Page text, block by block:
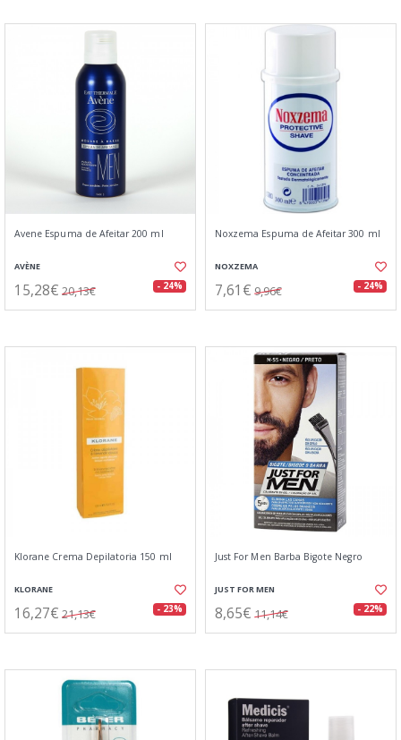
Avene Espuma de Afeitar 200 ml
AVÈNE
15,28€ 20,13€ - 24%
Noxzema Espuma de Afeitar 300 ml
NOXZEMA
7,61€ 9,96€ - 24%
Klorane Crema Depilatoria 150 ml
KLORANE
16,27€ 21,13€ - 23%
Just For Men Barba Bigote Negro
JUST FOR MEN
8,65€ 11,14€ - 22%